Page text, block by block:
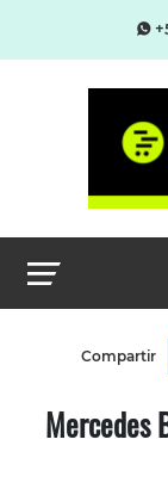
Compartir
Mercedes